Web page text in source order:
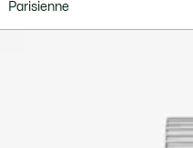
Parisienne